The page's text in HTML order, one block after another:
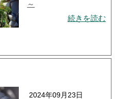
～
続きを読む
2024年09月23日